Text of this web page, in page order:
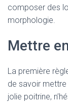
composer des
morphologie.
Mettre
La première
de savoir mettre
jolie poitrine,